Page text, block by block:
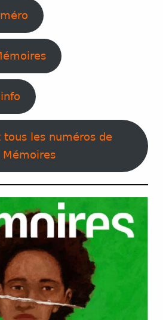
tous les numéros de
Mémoires